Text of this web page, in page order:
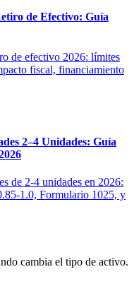
de Efectivo: Guía
de efectivo 2026: límites
fiscal, financiamiento
2–4 Unidades: Guía
de 2-4 unidades en 2026:
1.0, Formulario 1025, y
cambia el tipo de activo.